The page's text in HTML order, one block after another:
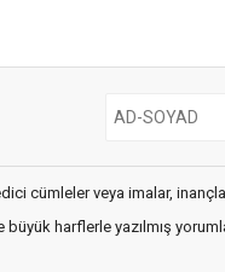
cümleler veya imalar,
büyük harflerle yazılmış